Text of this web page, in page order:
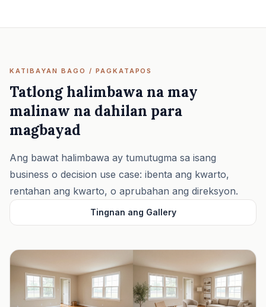
KATIBAYAN BAGO / PAGKATAPOS
Tatlong halimbawa na may
malinaw na dahilan para
magbayad
Ang bawat halimbawa ay tumutugma sa isang
business o decision use case: ibenta ang kwarto,
rentahan ang kwarto, o aprubahan ang direksyon.
Tingnan ang Gallery